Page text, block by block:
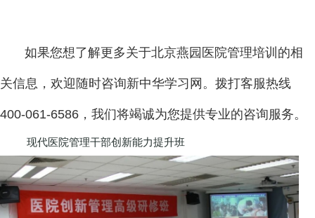
如果您想了解更多关于北京燕园医院管理培训的相
关信息，欢迎随时咨询新中华学习网。拨打客服热线
400-061-6586，我们将竭诚为您提供专业的咨询服务。
现代医院管理干部创新能力提升班